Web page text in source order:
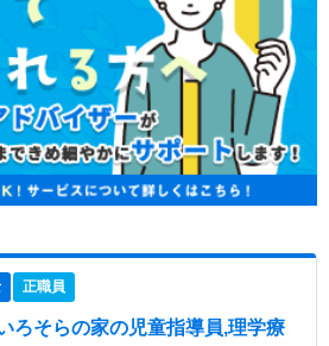
正職員
ろそらの家の児童指導員,理学療